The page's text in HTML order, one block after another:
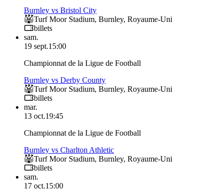
Burnley vs Bristol City
Turf Moor Stadium, Burnley, Royaume-Uni
billets
sam.
19 sept.15:00
Championnat de la Ligue de Football
Burnley vs Derby County
Turf Moor Stadium, Burnley, Royaume-Uni
billets
mar.
13 oct.19:45
Championnat de la Ligue de Football
Burnley vs Charlton Athletic
Turf Moor Stadium, Burnley, Royaume-Uni
billets
sam.
17 oct.15:00